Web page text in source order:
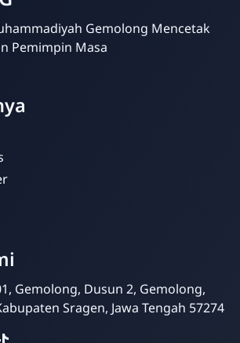
Gemolong Mencetak
Pemimpin Masa
Gemolong, Dusun 2, Gemolong,
Sragen, Jawa Tengah 57274